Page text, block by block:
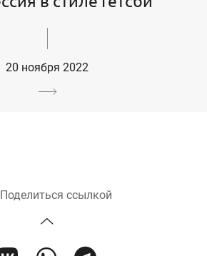
20 ноября 2022
Поделиться ссылкой